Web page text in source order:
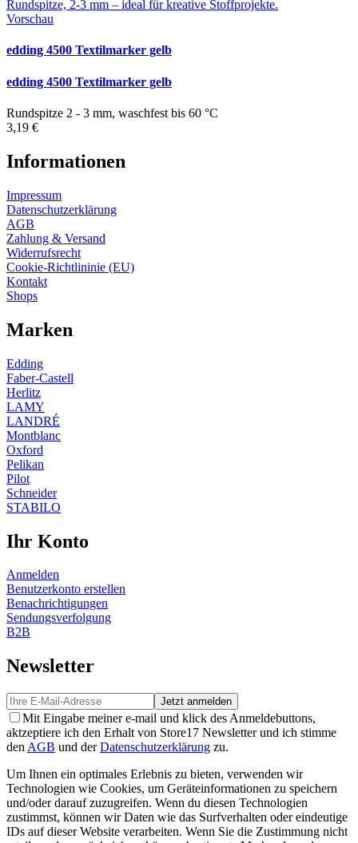
Vorschau
edding 4500 Textilmarker gelb
edding 4500 Textilmarker gelb
Rundspitze 2 - 3 mm, waschfest bis 60 °C
3,19 €
Informationen
Impressum
Datenschutzerklärung
AGB
Zahlung & Versand
Widerrufsrecht
Cookie-Richtlininie (EU)
Kontakt
Shops
Marken
Edding
Faber-Castell
Herlitz
LAMY
LANDRÉ
Montblanc
Oxford
Pelikan
Pilot
Schneider
STABILO
Ihr Konto
Anmelden
Benutzerkonto erstellen
Benachrichtigungen
Sendungsverfolgung
B2B
Newsletter
Jetzt anmelden
Mit Eingabe meiner e-mail und klick des Anmeldebuttons,
aktzeptiere ich den Erhalt von Store17 Newsletter und ich stimme
den AGB und derDatenschutzerklärung zu.
Um Ihnen ein optimales Erlebnis zu bieten, verwenden wir
Technologien wie Cookies, um Geräteinformationen zu speichern
und/oder darauf zuzugreifen. Wenn du diesen Technologien
zustimmst, können wir Daten wie das Surfverhalten oder eindeutige
IDs auf dieser Website verarbeiten. Wenn Sie die Zustimmung nicht